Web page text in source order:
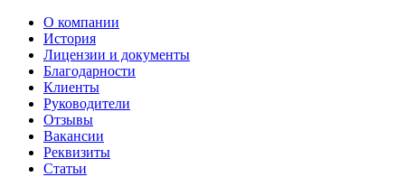
О компании
История
Лицензии и документы
Благодарности
Клиенты
Руководители
Отзывы
Вакансии
Реквизиты
Статьи